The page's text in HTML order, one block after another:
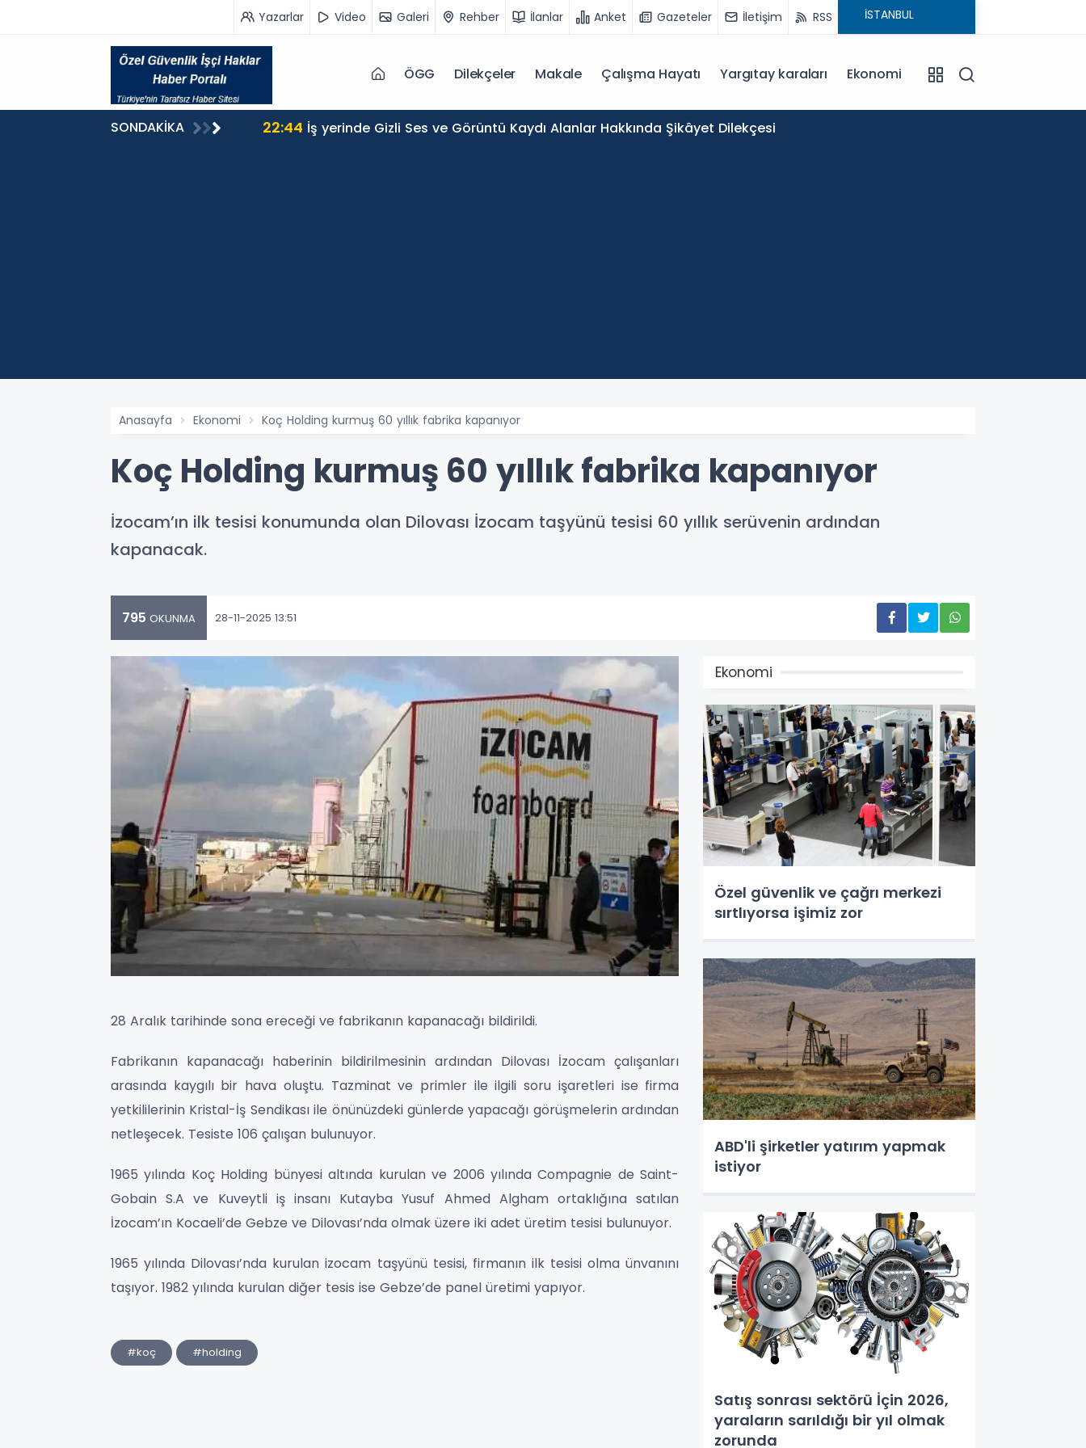
Yazarlar Video Galeri Rehber İlanlar Anket Gazeteler İletişim RSS
ÖGG Dilekçeler Makale Çalışma Hayatı Yargıtay karaları Ekonomi
SONDAKİKA 22:44 İş yerinde Gizli Ses ve Görüntü Kaydı Alanlar Hakkında Şikâyet Dilekçesi
Anasayfa Ekonomi Koç Holding kurmuş 60 yıllık fabrika kapanıyor
Koç Holding kurmuş 60 yıllık fabrika kapanıyor
İzocam’ın ilk tesisi konumunda olan Dilovası İzocam taşyünü tesisi 60 yıllık serüvenin ardından
kapanacak.
795 OKUNMA 28-11-2025 13:51
28 Aralık tarihinde sona ereceği ve fabrikanın kapanacağı bildirildi.
Fabrikanın kapanacağı haberinin bildirilmesinin ardından Dilovası İzocam çalışanları
arasında kaygılı bir hava oluştu. Tazminat ve primler ile ilgili soru işaretleri ise firma
yetkililerinin Kristal-İş Sendikası ile önünüzdeki günlerde yapacağı görüşmelerin ardından
netleşecek. Tesiste 106 çalışan bulunuyor.
1965 yılında Koç Holding bünyesi altında kurulan ve 2006 yılında Compagnie de Saint-
Gobain S.A ve Kuveytli iş insanı Kutayba Yusuf Ahmed Algham ortaklığına satılan
İzocam’ın Kocaeli’de Gebze ve Dilovası’nda olmak üzere iki adet üretim tesisi bulunuyor.
1965 yılında Dilovası’nda kurulan izocam taşyünü tesisi, firmanın ilk tesisi olma ünvanını
taşıyor. 1982 yılında kurulan diğer tesis ise Gebze’de panel üretimi yapıyor.
#koç #holding
Ekonomi
Özel güvenlik ve çağrı merkezi
sırtlıyorsa işimiz zor
ABD'li şirketler yatırım yapmak
istiyor
Satış sonrası sektörü İçin 2026,
yaraların sarıldığı bir yıl olmak
zorunda